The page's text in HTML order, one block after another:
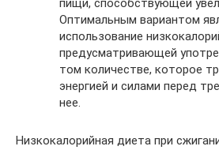
пищи, способствующей
Оптимальным вариантом
использование
предусматривающей
том количестве, которое
энергией и силами перед
нее.
Низкокалорийная диета при